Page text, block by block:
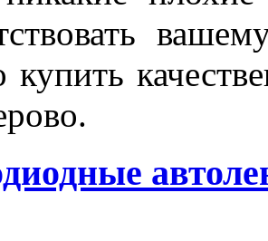
купить